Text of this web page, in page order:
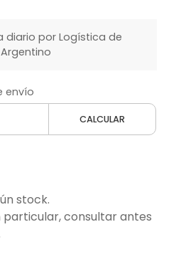
diario por Logística de
envío
CALCULAR
stock.
particular, consultar antes